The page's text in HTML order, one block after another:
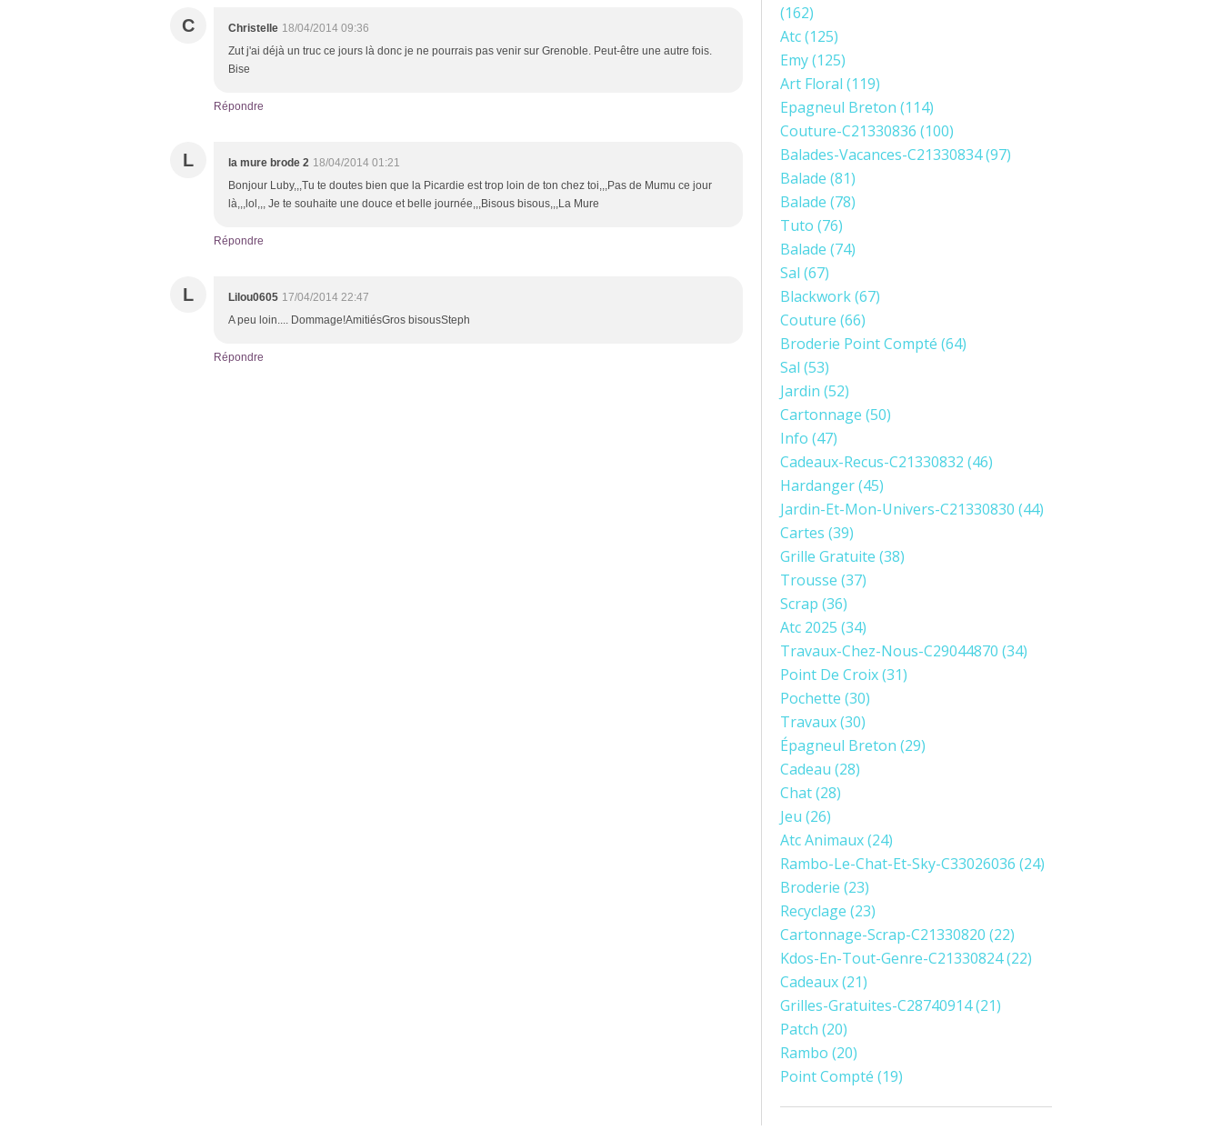
C Christelle 18/04/2014 09:36
Zut j'ai déjà un truc ce jours là donc je ne pourrais pas venir sur Grenoble. Peut-être une autre fois.
Bise
Répondre
L la mure brode 2 18/04/2014 01:21
Bonjour Luby,,,Tu te doutes bien que la Picardie est trop loin de ton chez toi,,,Pas de Mumu ce jour
là,,,lol,,, Je te souhaite une douce et belle journée,,,Bisous bisous,,,La Mure
Répondre
L Lilou0605 17/04/2014 22:47
A peu loin.... Dommage!AmitiésGros bisousSteph
Répondre
(162)
Atc(125)
Emy(125)
Art Floral (119)
Epagneul Breton (114)
Couture-C21330836 (100)
Balades-Vacances-C21330834(97)
Balade (81)
Balade (78)
Tuto (76)
Balade (74)
Sal (67)
Blackwork(67)
Couture (66)
Broderie Point Compté (64)
Sal (53)
Jardin (52)
Cartonnage (50)
Info (47)
Cadeaux-Recus-C21330832 (46)
Hardanger(45)
Jardin-Et-Mon-Univers-C21330830 (44)
Cartes (39)
Grille Gratuite (38)
Trousse (37)
Scrap (36)
Atc 2025 (34)
Travaux-Chez-Nous-C29044870 (34)
Point De Croix(31)
Pochette (30)
Travaux(30)
Épagneul Breton (29)
Cadeau (28)
Chat(28)
Jeu (26)
Atc Animaux(24)
Rambo-Le-Chat-Et-Sky-C33026036 (24)
Broderie (23)
Recyclage (23)
Cartonnage-Scrap-C21330820 (22)
Kdos-En-Tout-Genre-C21330824(22)
Cadeaux(21)
Grilles-Gratuites-C28740914(21)
Patch (20)
Rambo (20)
Point Compté (19)